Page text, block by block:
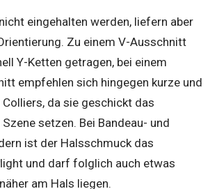
eingehalten werden, liefern aber
Zu einem V-Ausschnitt
Y-Ketten getragen, bei einem
empfehlen sich hingegen kurze und
da sie geschickt das
setzen. Bei Bandeau- und
ist der Halsschmuck das
und darf folglich auch etwas
am Hals liegen.